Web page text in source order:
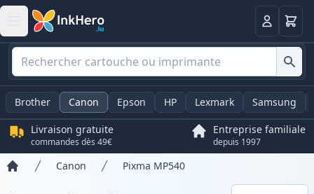
Panier
Brother Canon Epson HP Lexmark Samsung
Livraison gratuite
commandes dès 49€
Entreprise familiale
depuis 1997
Canon Pixma MP540